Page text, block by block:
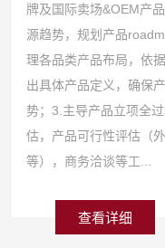
牌及国际卖场&OEM产
源趋势，规划产品
理各品类产品布局，依
出具体产品定义，确保
势；3.主导产品立项全
估，产品可行性评估（
等），商务洽谈等工...
查看详细